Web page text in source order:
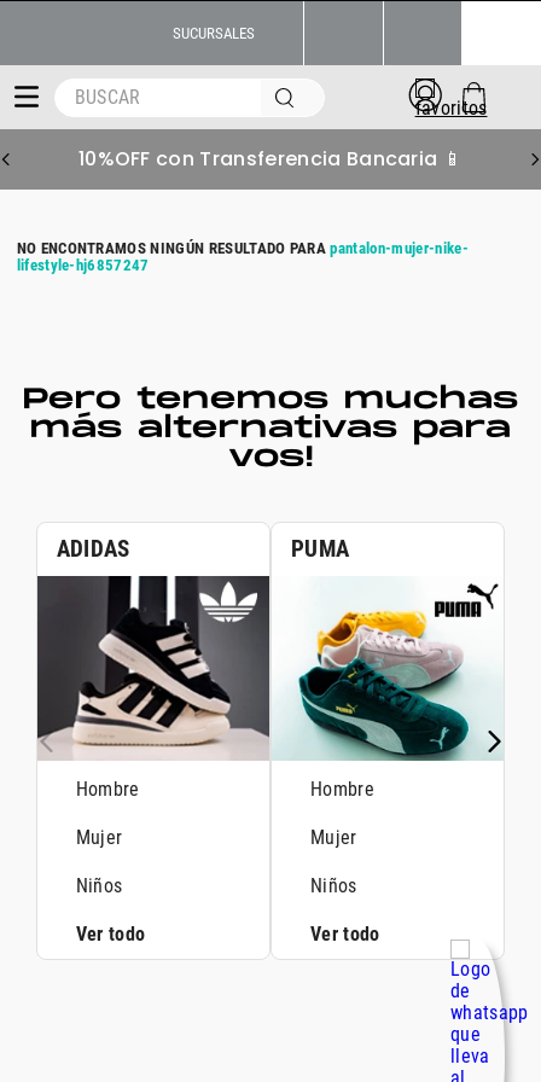
SUCURSALES
BUSCAR
10%OFF con Transferencia Bancaria 📱
pantalon-mujer-nike-
lifestyle-hj6857247
Pero tenemos muchas
más alternativas para
vos!
ADIDAS
Hombre
Mujer
Niños
Ver todo
PUMA
Hombre
Mujer
Niños
Ver todo